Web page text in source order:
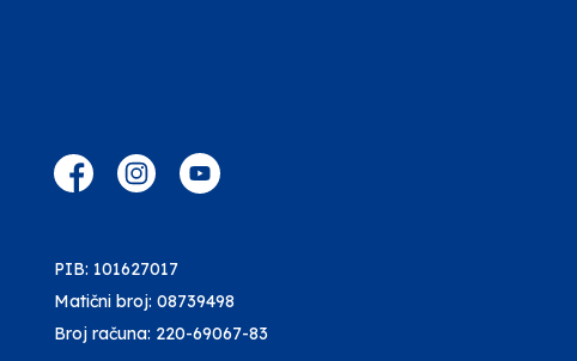
PIB: 101627017
Matični broj: 08739498
Broj računa: 220-69067-83